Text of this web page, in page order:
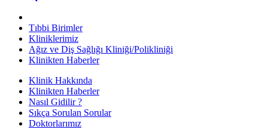
Tıbbi Birimler
Kliniklerimiz
Ağız ve Diş Sağlığı Kliniği/Polikliniği
Klinikten Haberler
Klinik Hakkında
Klinikten Haberler
Nasıl Gidilir ?
Sıkça Sorulan Sorular
Doktorlarımız